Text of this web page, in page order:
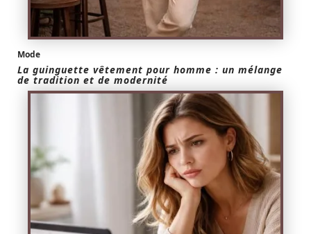
Mode
La guinguette vêtement pour homme : un mélange
de tradition et de modernité